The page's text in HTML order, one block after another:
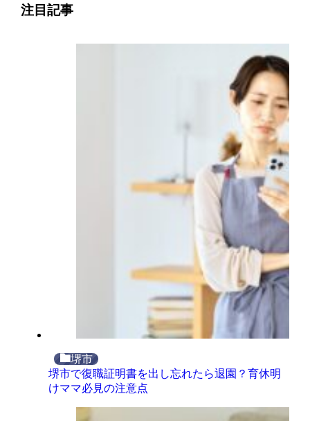
注目記事
堺市
堺市で復職証明書を出し忘れたら退園？育休明
けママ必見の注意点